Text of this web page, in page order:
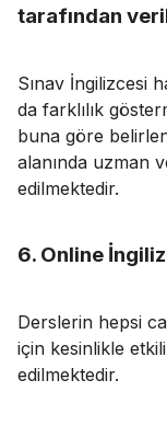
tarafından
Sınav İngilizcesi
da farklılık
buna göre
alanında uzman
edilmektedir.
6. Online
Derslerin hepsi
için kesinlikle
edilmektedir.